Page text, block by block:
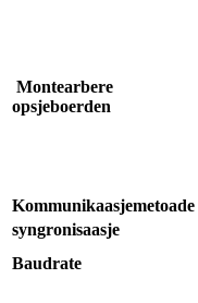
Montearbere
opsjeboerden
Kommunikaasjemetoade
syngronisaasje
Baudrate